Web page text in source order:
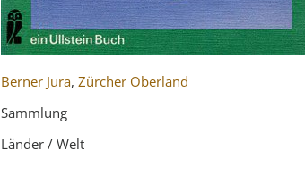
Berner Jura, Zürcher Oberland
Sammlung
Länder / Welt